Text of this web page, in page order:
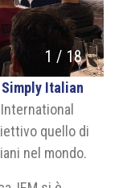
1 / 18
Simply Italian
quello di
nel mondo.